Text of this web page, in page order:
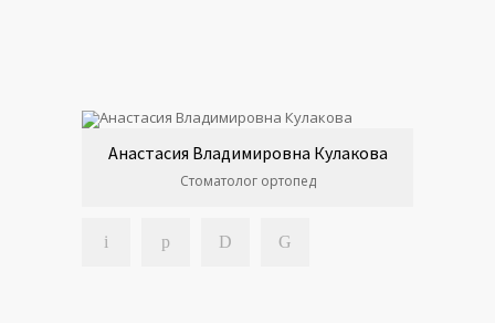
Анастасия Владимировна Кулакова
Стоматолог ортопед